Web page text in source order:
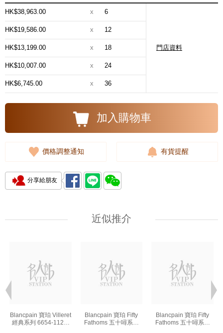
HK$38,963.00 x 6
門店資料
HK$19,586.00 x 12
HK$13,199.00 x 18
HK$10,007.00 x 24
HK$6,745.00 x 36
加入購物車
價格調整通知 有貨提醒
分享給朋友
近似推介
Blancpain 寶珀 Villeret
經典系列 6654-1127-
Blancpain 寶珀 Fifty
Fathoms 五十噚系列
Blancpain 寶珀 Fifty
Fathoms 五十噚系列